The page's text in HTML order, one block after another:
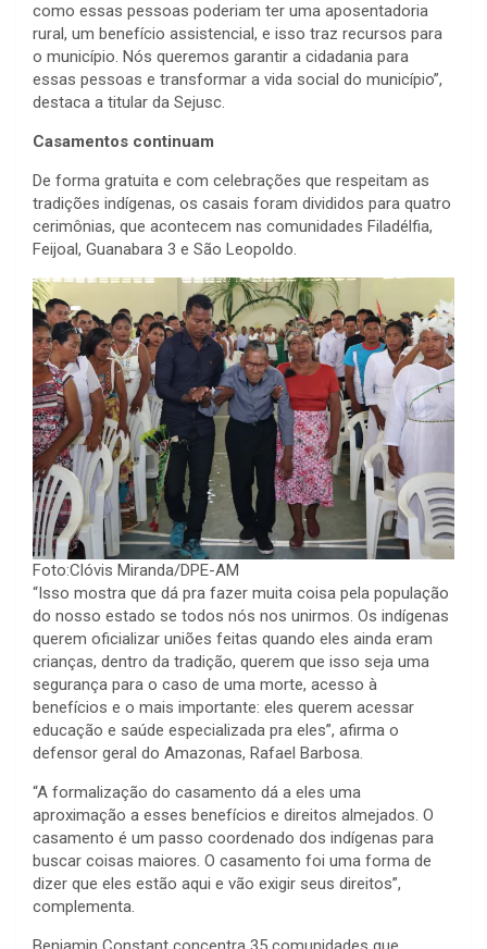
como essas pessoas poderiam ter uma aposentadoria
rural, um benefício assistencial, e isso traz recursos para
o município. Nós queremos garantir a cidadania para
essas pessoas e transformar a vida social do município”,
destaca a titular da Sejusc.
Casamentos continuam
De forma gratuita e com celebrações que respeitam as
tradições indígenas, os casais foram divididos para quatro
cerimônias, que acontecem nas comunidades Filadélfia,
Feijoal, Guanabara 3 e São Leopoldo.
Foto:Clóvis Miranda/DPE-AM
“Isso mostra que dá pra fazer muita coisa pela população
do nosso estado se todos nós nos unirmos. Os indígenas
querem oficializar uniões feitas quando eles ainda eram
crianças, dentro da tradição, querem que isso seja uma
segurança para o caso de uma morte, acesso à
benefícios e o mais importante: eles querem acessar
educação e saúde especializada pra eles”, afirma o
defensor geral do Amazonas, Rafael Barbosa.
“A formalização do casamento dá a eles uma
aproximação a esses benefícios e direitos almejados. O
casamento é um passo coordenado dos indígenas para
buscar coisas maiores. O casamento foi uma forma de
dizer que eles estão aqui e vão exigir seus direitos”,
complementa.